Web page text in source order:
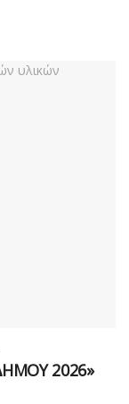
2026»